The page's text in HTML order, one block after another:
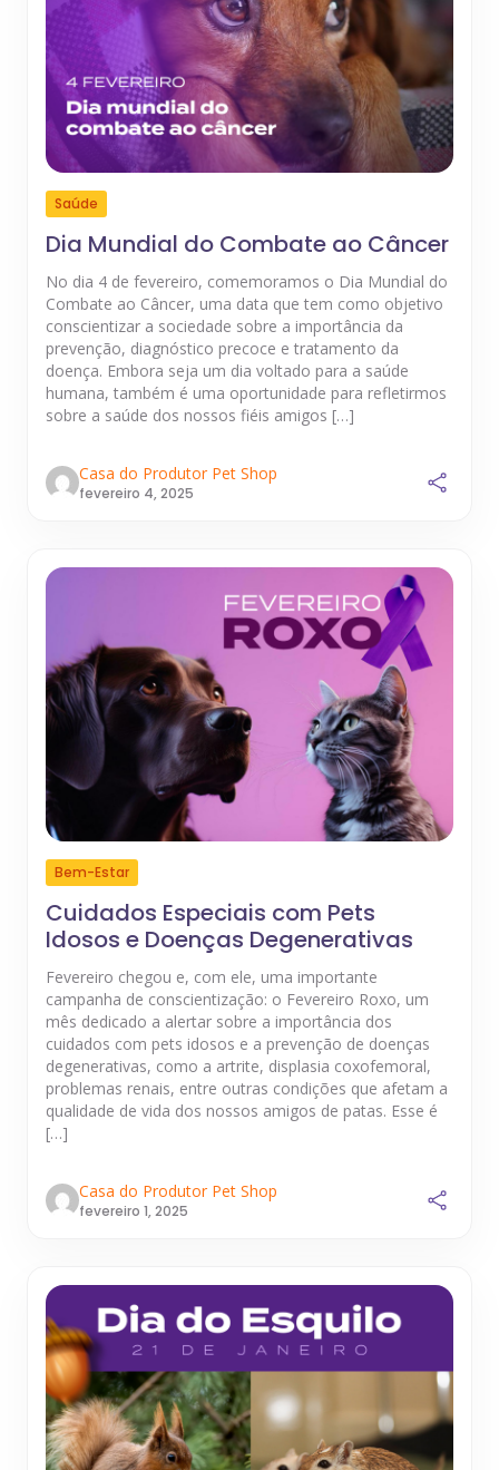
Saúde
Dia Mundial do Combate ao Câncer
No dia 4 de fevereiro, comemoramos o Dia Mundial do
Combate ao Câncer, uma data que tem como objetivo
conscientizar a sociedade sobre a importância da
prevenção, diagnóstico precoce e tratamento da
doença. Embora seja um dia voltado para a saúde
humana, também é uma oportunidade para refletirmos
sobre a saúde dos nossos fiéis amigos […]
Casa do Produtor Pet Shop
fevereiro 4, 2025
Bem-Estar
Cuidados Especiais com Pets
Idosos e Doenças Degenerativas
Fevereiro chegou e, com ele, uma importante
campanha de conscientização: o Fevereiro Roxo, um
mês dedicado a alertar sobre a importância dos
cuidados com pets idosos e a prevenção de doenças
degenerativas, como a artrite, displasia coxofemoral,
problemas renais, entre outras condições que afetam a
qualidade de vida dos nossos amigos de patas. Esse é
[…]
Casa do Produtor Pet Shop
fevereiro 1, 2025